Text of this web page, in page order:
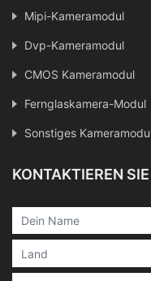
Mipi-Kameramodul
Dvp-Kameramodul
CMOS Kameramodul
Fernglaskamera-Modul
Sonstiges
KONTAKTIEREN